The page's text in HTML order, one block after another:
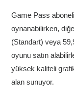
Game Pass
oynanabilirken,
(Standart) veya
oyunu satın
yüksek kaliteli
alan sunuyor.